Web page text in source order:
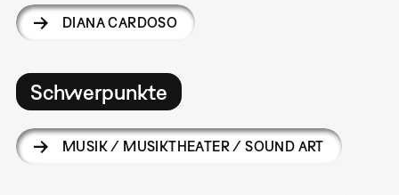
DIANA CARDOSO
Schwerpunkte
MUSIK / MUSIKTHEATER / SOUND ART